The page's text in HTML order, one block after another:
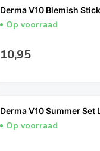
Derma V10 Blemish
Op voorraad
Normale prijs
10,95
Derma V10 Summer Set
Op voorraad